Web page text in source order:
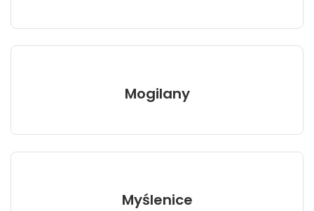
Mogilany
Myślenice